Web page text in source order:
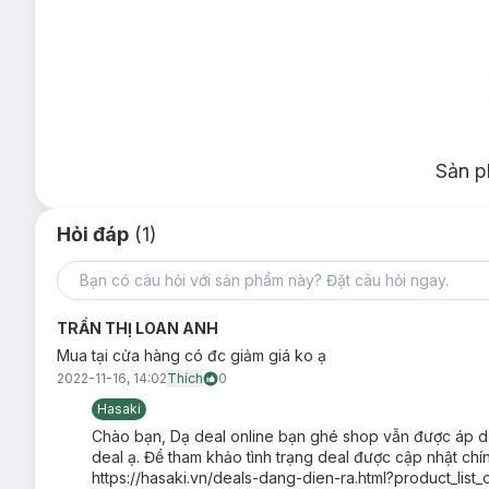
Bộ Cọ Kèm Mút Trang Điểm Real Techniques Everyday
Bộ Cọ Kèm Mút Trang Điểm Real Techniques
bắt sáng (highlighter), phấn phủ, phấn mắt.
Ưu thế nổi bật:
1. Mút Trang ĐiểmReal Techniques
Là sản phẩm mút trang điểm bán chạy nhất của thương
Cung cấp độ che phủ từ nhẹ đến trung bình.
Có thể sử dụng vớikem nền, kem che khuyết điểm
Có thể dùng được nhiều cách khác nhau: làm ẩm mút
Sản
Hỏi đáp (1)
TRẦN THỊ LOAN ANH
Mua tại cửa hàng có đc giảm giá ko ạ
2022-11-16, 14:02Thích
0
Hasaki
Chào bạn, Dạ deal online bạn ghé shop vẫn được áp
deal ạ. Để tham khảo tình trạng deal được cập nhật
https://hasaki.vn/deals-dang-dien-